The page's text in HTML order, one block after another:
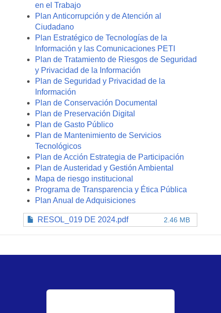
en el Trabajo
Plan Anticorrupción y de Atención al
Ciudadano
Plan Estratégico de Tecnologías de la
Información y las Comunicaciones PETI
Plan de Tratamiento de Riesgos de Seguridad
y Privacidad de la Información
Plan de Seguridad y Privacidad de la
Información
Plan de Conservación Documental
Plan de Preservación Digital
Plan de Gasto Público
Plan de Mantenimiento de Servicios
Tecnológicos
Plan de Acción Estrategia de Participación
Plan de Austeridad y Gestión Ambiental
Mapa de riesgo institucional
Programa de Transparencia y Ética Pública
Plan Anual de Adquisiciones
RESOL_019 DE 2024.pdf 2.46 MB